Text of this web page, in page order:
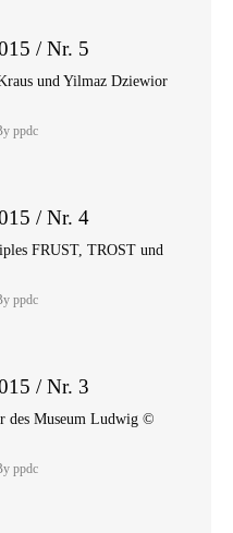
/ Nr. 5
und Yilmaz Dziewior
ppdc
/ Nr. 4
FRUST, TROST und
ppdc
/ Nr. 3
des Museum Ludwig ©
ppdc